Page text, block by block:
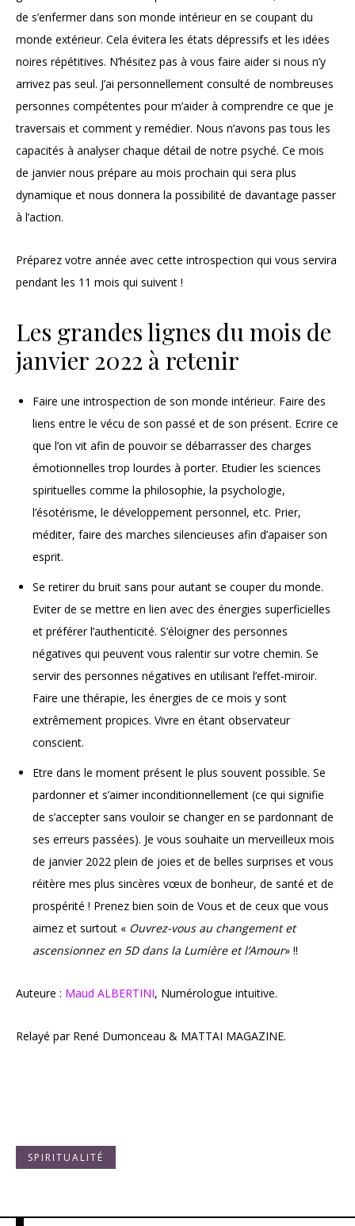
de s’enfermer dans son monde intérieur en se coupant du
monde extérieur. Cela évitera les états dépressifs et les idées
noires répétitives. N’hésitez pas à vous faire aider si nous n’y
arrivez pas seul. J’ai personnellement consulté de nombreuses
personnes compétentes pour m’aider à comprendre ce que je
traversais et comment y remédier. Nous n’avons pas tous les
capacités à analyser chaque détail de notre psyché. Ce mois
de janvier nous prépare au mois prochain qui sera plus
dynamique et nous donnera la possibilité de davantage passer
à l’action.
Préparez votre année avec cette introspection qui vous servira
pendant les 11 mois qui suivent !
Les grandes lignes du mois de
janvier 2022 à retenir
Faire une introspection de son monde intérieur. Faire des
liens entre le vécu de son passé et de son présent. Ecrire ce
que l’on vit afin de pouvoir se débarrasser des charges
émotionnelles trop lourdes à porter. Etudier les sciences
spirituelles comme la philosophie, la psychologie,
l’ésotérisme, le développement personnel, etc. Prier,
méditer, faire des marches silencieuses afin d’apaiser son
esprit.
Se retirer du bruit sans pour autant se couper du monde.
Eviter de se mettre en lien avec des énergies superficielles
et préférer l’authenticité. S’éloigner des personnes
négatives qui peuvent vous ralentir sur votre chemin. Se
servir des personnes négatives en utilisant l’effet-miroir.
Faire une thérapie, les énergies de ce mois y sont
extrêmement propices. Vivre en étant observateur
conscient.
Etre dans le moment présent le plus souvent possible. Se
pardonner et s’aimer inconditionnellement (ce qui signifie
de s’accepter sans vouloir se changer en se pardonnant de
ses erreurs passées). Je vous souhaite un merveilleux mois
de janvier 2022 plein de joies et de belles surprises et vous
réitère mes plus sincères vœux de bonheur, de santé et de
prospérité ! Prenez bien soin de Vous et de ceux que vous
aimez et surtout « Ouvrez-vous au changement et
ascensionnez en 5D dans la Lumière et l’Amour» !!
Auteure : Maud ALBERTINI, Numérologue intuitive.
Relayé par René Dumonceau & MATTAI MAGAZINE.
SPIRITUALITÉ